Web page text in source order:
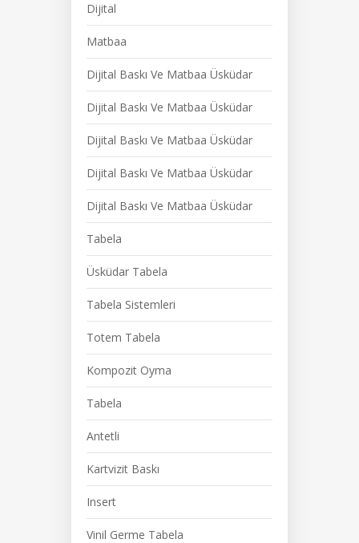
Dijital
Matbaa
Dijital Baskı Ve Matbaa Üsküdar
Dijital Baskı Ve Matbaa Üsküdar
Dijital Baskı Ve Matbaa Üsküdar
Dijital Baskı Ve Matbaa Üsküdar
Dijital Baskı Ve Matbaa Üsküdar
Tabela
Üsküdar Tabela
Tabela Sistemleri
Totem Tabela
Kompozit Oyma
Tabela
Antetli
Kartvizit Baskı
Insert
Vinil Germe Tabela